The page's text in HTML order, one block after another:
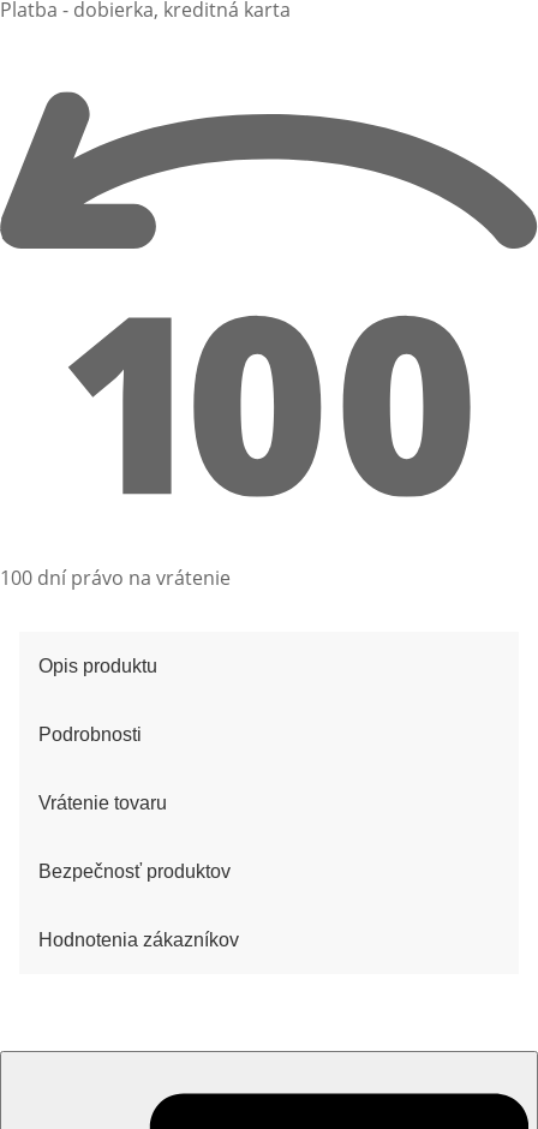
Platba - dobierka, kreditná karta
100 dní právo na vrátenie
Opis produktu
Podrobnosti
Vrátenie tovaru
Bezpečnosť produktov
Hodnotenia zákazníkov